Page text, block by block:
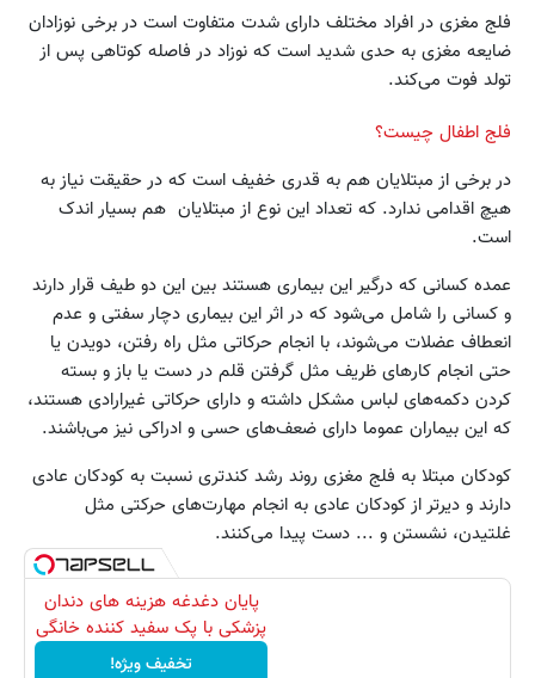
فلج مغزی در افراد مختلف دارای شدت متفاوت است در برخی نوزادان
ضایعه مغزی به حدی شدید است که نوزاد در فاصله کوتاهی پس از
تولد فوت می‌کند.
فلج اطفال چیست؟
در برخی از مبتلایان هم به قدری خفیف است که در حقیقت نیاز به
هیچ اقدامی ندارد. که تعداد این نوع از مبتلایان هم بسیار اندک
است.
عمده کسانی که درگیر این بیماری هستند بین این دو طیف قرار دارند
و کسانی را شامل می‌شود که در اثر این بیماری دچار سفتی و عدم
انعطاف عضلات می‌شوند، با انجام حرکاتی مثل راه رفتن، دویدن یا
حتی انجام کارهای ظریف مثل گرفتن قلم در دست یا باز و بسته
کردن دکمه‌های لباس مشکل داشته و دارای حرکاتی غیرارادی هستند،
که این بیماران عموما دارای ضعف‌های حسی و ادراکی نیز می‌باشند.
کودکان مبتلا به فلج مغزی روند رشد کندتری نسبت به کودکان عادی
دارند و دیرتر از کودکان عادی به انجام مهارت‌های حرکتی مثل
غلتیدن، نشستن و ... دست پیدا می‌کنند.
پایان دغدغه هزینه های دندان
پزشکی با پک سفید کننده خانگی
تخفیف ویژه!